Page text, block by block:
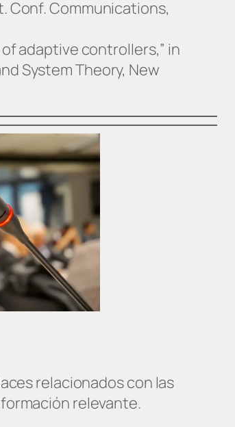
Conf. Communications,
of adaptive controllers,” in
System Theory, New
relacionados con las
relevante.